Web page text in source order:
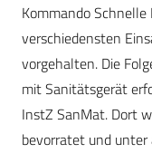
Kommando
verschiedensten
vorgehalten. Die
mit Sanitätsgerät
InstZ SanMat. Dort
bevorratet und